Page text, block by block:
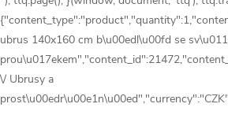
ubrus 140x160 cm b\u00edl\u00fd se
\/ Ubrusy a